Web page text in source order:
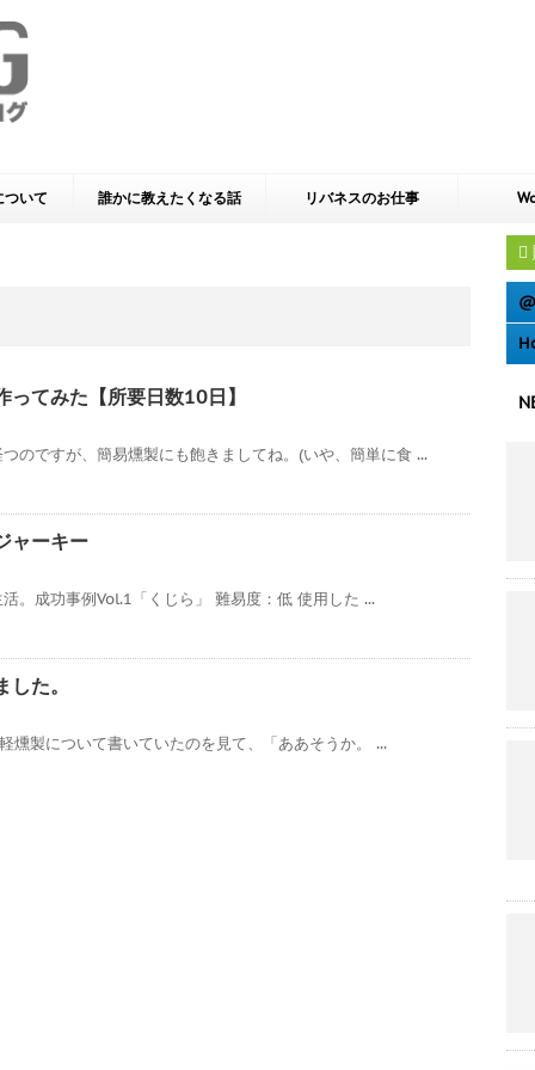
いて 誰かに教えたくなる話 リバネスのお仕事
てみた【所要日数10日】
のですが、簡易燻製にも飽きましてね。(いや、簡単に食 ...
ャーキー
。成功事例Vol.1「くじら」 難易度：低 使用した ...
た。
燻製について書いていたのを見て、「ああそうか。 ...